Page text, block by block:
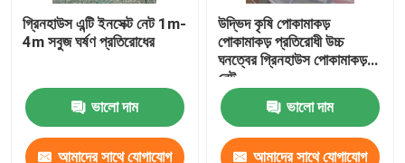
গ্রিনহাউস এন্টি ইনসেক্ট নেট 1m-
4m সবুজ ঘর্ষণ প্রতিরোধের
ভালো দাম
আমাদের সাথে যোগাযোগ
উদ্ভিদ কৃষি পোকামাকড়
পোকামাকড় প্রতিরোধী উচ্চ
ঘনত্বের গ্রিনহাউস পোকামাকড়
নেট
ভালো দাম
আমাদের সাথে যোগাযোগ